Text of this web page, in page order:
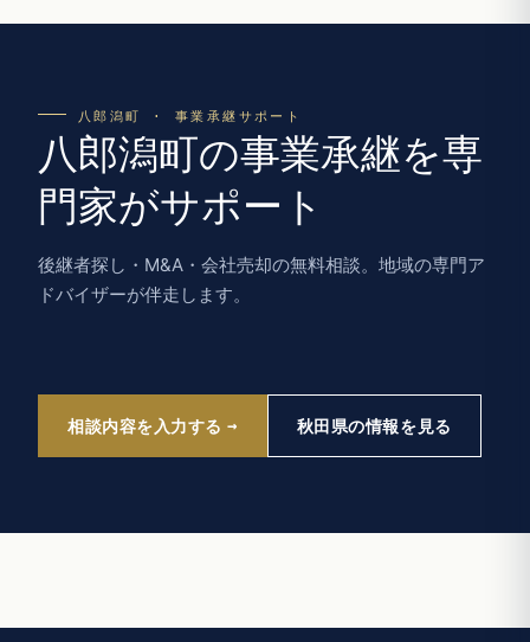
八郎潟町 · 事業承継サポート
八郎潟町の事業承継を専
門家がサポート
後継者探し・M&A・会社売却の無料相談。地域の専門ア
ドバイザーが伴走します。
相談内容を入力する 秋田県の情報を見る